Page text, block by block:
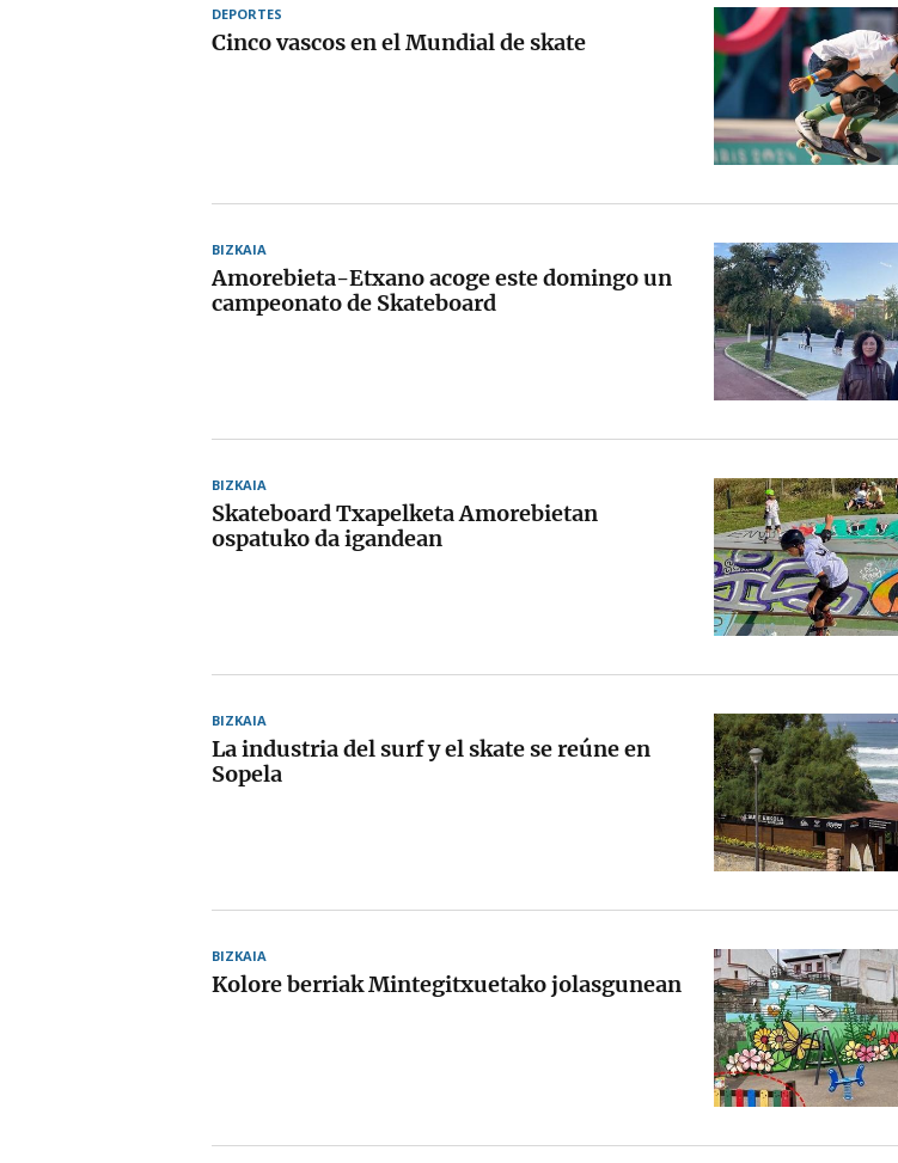
DEPORTES
Cinco vascos en el Mundial de skate
BIZKAIA
Amorebieta-Etxano acoge este domingo un
campeonato de Skateboard
BIZKAIA
Skateboard Txapelketa Amorebietan
ospatuko da igandean
BIZKAIA
La industria del surf y el skate se reúne en
Sopela
BIZKAIA
Kolore berriak Mintegitxuetako jolasgunean